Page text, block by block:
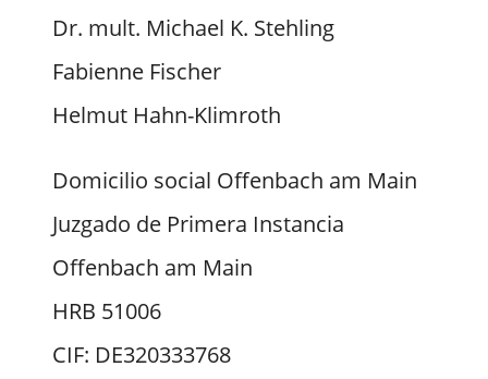
Dr. mult. Michael K. Stehling
Fabienne Fischer
Helmut Hahn-Klimroth
Domicilio social Offenbach am Main
Juzgado de Primera Instancia
Offenbach am Main
HRB 51006
CIF: DE320333768